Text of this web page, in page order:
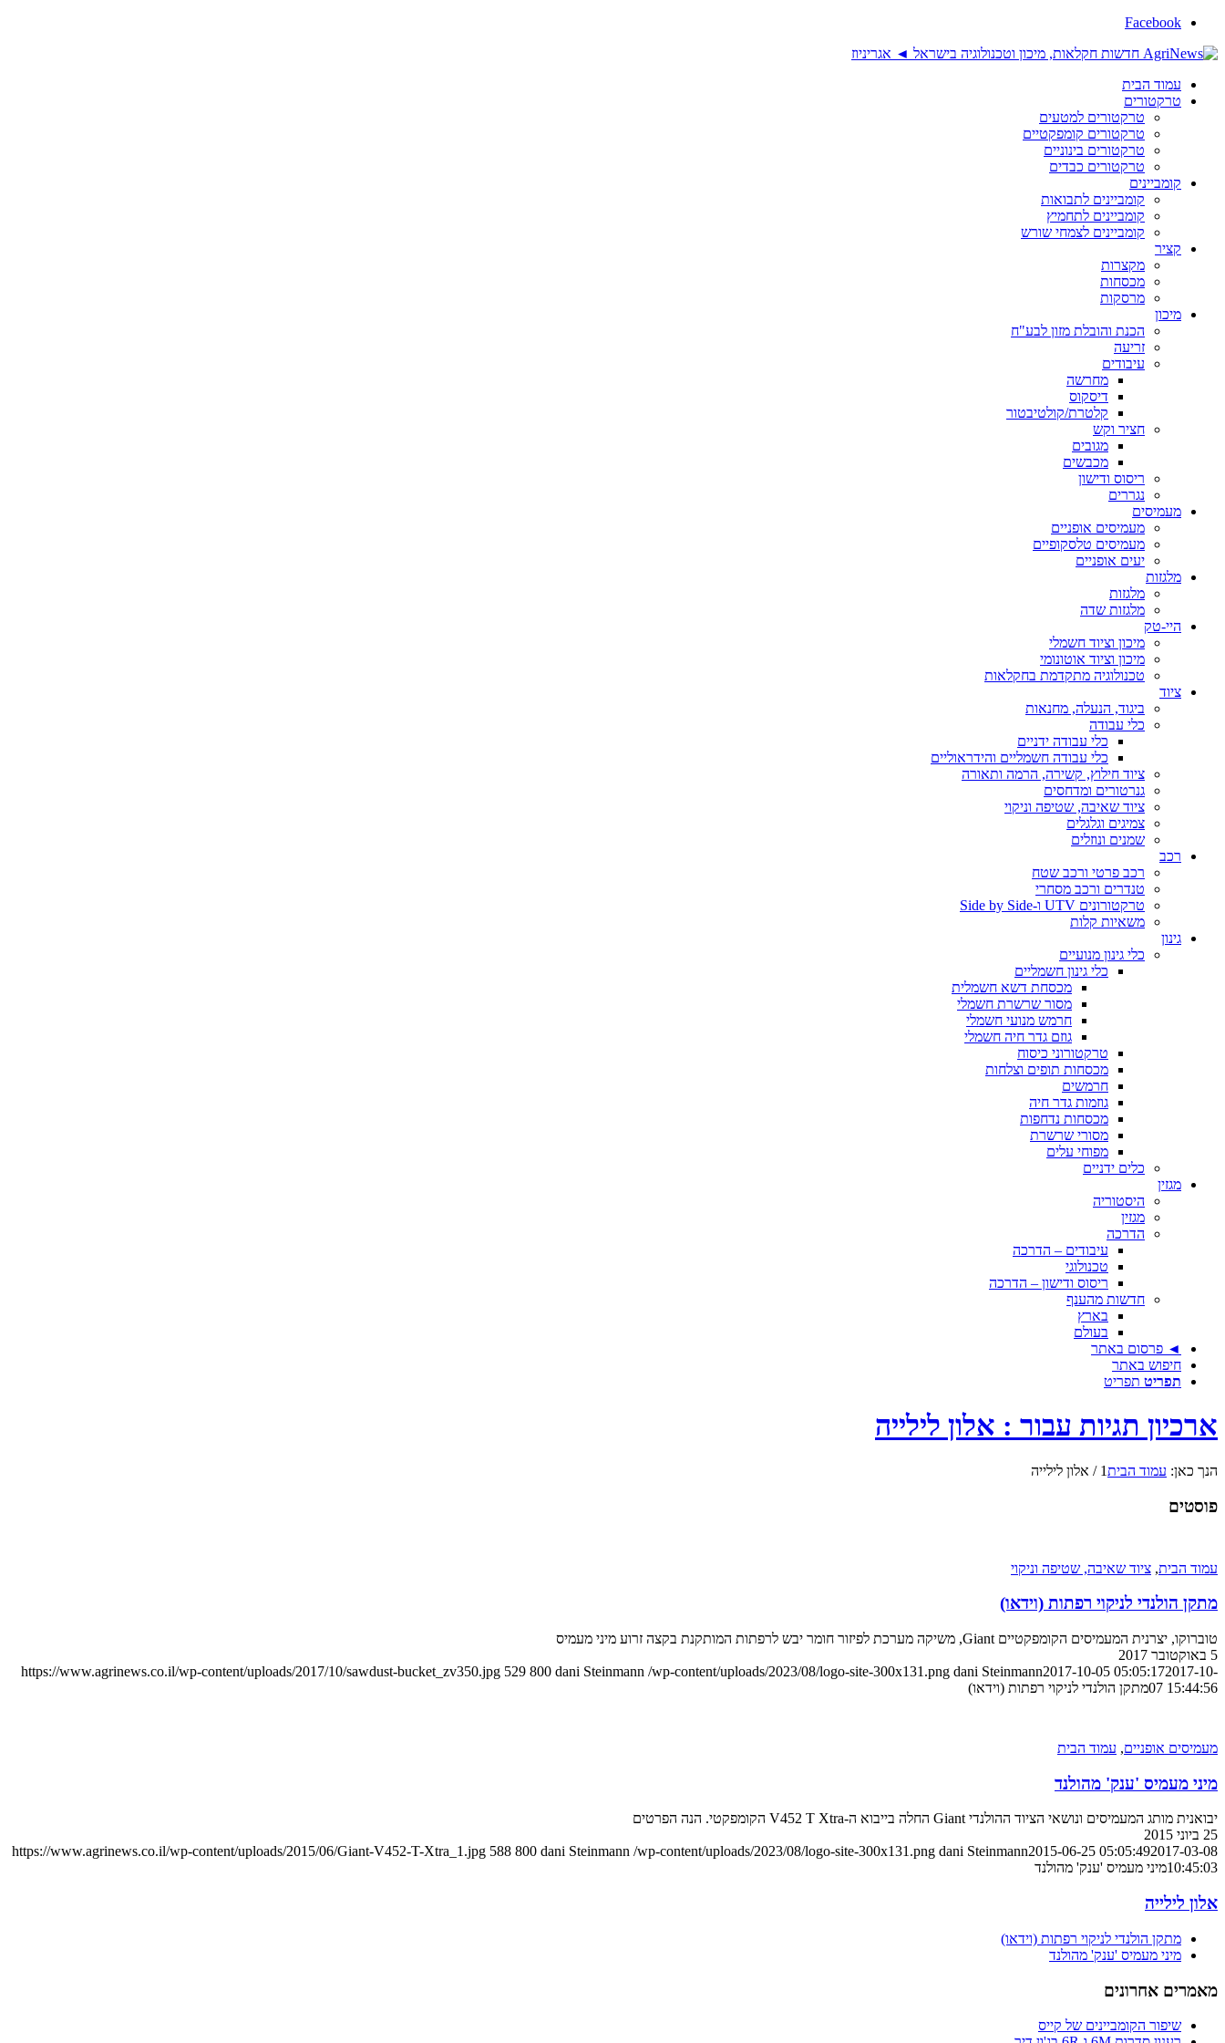
Facebook
עמוד הבית
טרקטורים
טרקטורים למטעים
טרקטורים קומפקטיים
טרקטורים בינוניים
טרקטורים כבדים
קומביינים
קומביינים לתבואות
קומביינים לתחמיץ
קומביינים לצמחי שורש
קציר
מקצרות
מכסחות
מרסקות
מיכון
הכנת והובלת מזון לבע"ח
זריעה
עיבודים
מחרשה
דיסקוס
קלטרת/קולטיבטור
חציר וקש
מגובים
מכבשים
ריסוס ודישון
נגררים
מעמיסים
מעמיסים אופניים
מעמיסים טלסקופיים
יעים אופניים
מלגזות
מלגזות
מלגזות שדה
היי-טק
מיכון וציוד חשמלי
מיכון וציוד אוטונומי
טכנולוגיה מתקדמת בחקלאות
ציוד
ביגוד, הנעלה, מחנאות
כלי עבודה
כלי עבודה ידניים
כלי עבודה חשמליים והידראוליים
ציוד חילוץ, קשירה, הרמה ותאורה
גנרטורים ומדחסים
ציוד שאיבה, שטיפה וניקוי
צמיגים וגלגלים
שמנים ונוזלים
רכב
רכב פרטי ורכב שטח
טנדרים ורכב מסחרי
טרקטורונים UTV ו-Side by Side
משאיות קלות
גינון
כלי גינון מנועיים
כלי גינון חשמליים
מכסחת דשא חשמלית
מסור שרשרת חשמלי
חרמש מנועי חשמלי
גוזם גדר חיה חשמלי
טרקטורוני כיסוח
מכסחות תופים וצלחות
חרמשים
גוזמות גדר חיה
מכסחות נדחפות
מסורי שרשרת
מפוחי עלים
כלים ידניים
מגזין
היסטוריה
מגזין
הדרכה
עיבודים – הדרכה
טכנולוגי
ריסוס ודישון – הדרכה
חדשות מהענף
בארץ
בעולם
◄ פרסום באתר
חיפוש באתר
תפריט תפריט
ארכיון תגיות עבור : אלון לילייה
הנך כאן: עמוד הבית1
/ אלון לילייה
פוסטים
עמוד הבית, ציוד שאיבה, שטיפה וניקוי
מתקן הולנדי לניקוי רפתות (וידאו)
טוברוקו, יצרנית המעמיסים הקומפקטיים Giant, משיקה מערכת לפיזור חומר יבש לרפתות המותקנת בקצה זרוע מיני מעמיס
5 באוקטובר 2017
https://www.agrinews.co.il/wp-content/uploads/2017/10/sawdust-bucket_zv350.jpg 529 800 dani Steinmann /wp-content/uploads/2023/08/logo-site-300x131.png dani Steinmann2017-10-05 05:05:172017-10-
07 15:44:56מתקן הולנדי לניקוי רפתות (וידאו)
מעמיסים אופניים, עמוד הבית
מיני מעמיס 'ענק' מהולנד
יבואנית מותג המעמיסים ונושאי הציוד ההולנדי Giant החלה בייבוא ה-V452 T Xtra הקומפקטי. הנה הפרטים
25 ביוני 2015
https://www.agrinews.co.il/wp-content/uploads/2015/06/Giant-V452-T-Xtra_1.jpg 588 800 dani Steinmann /wp-content/uploads/2023/08/logo-site-300x131.png dani Steinmann2015-06-25 05:05:492017-03-08
10:45:03מיני מעמיס 'ענק' מהולנד
אלון לילייה
מתקן הולנדי לניקוי רפתות (וידאו)
מיני מעמיס 'ענק' מהולנד
מאמרים אחרונים
שיפור הקומביינים של קייס